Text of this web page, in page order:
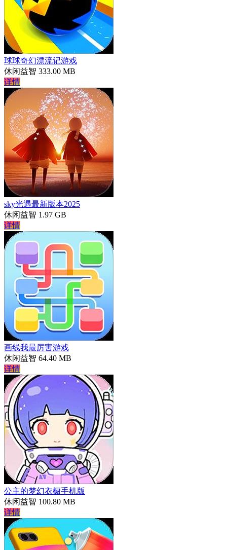
球球奇幻漂流记游戏
休闲益智 333.00 MB
详情
sky光遇最新版本2025
休闲益智 1.97 GB
详情
画线我最厉害游戏
休闲益智 64.40 MB
详情
公主的梦幻衣橱手机版
休闲益智 100.80 MB
详情